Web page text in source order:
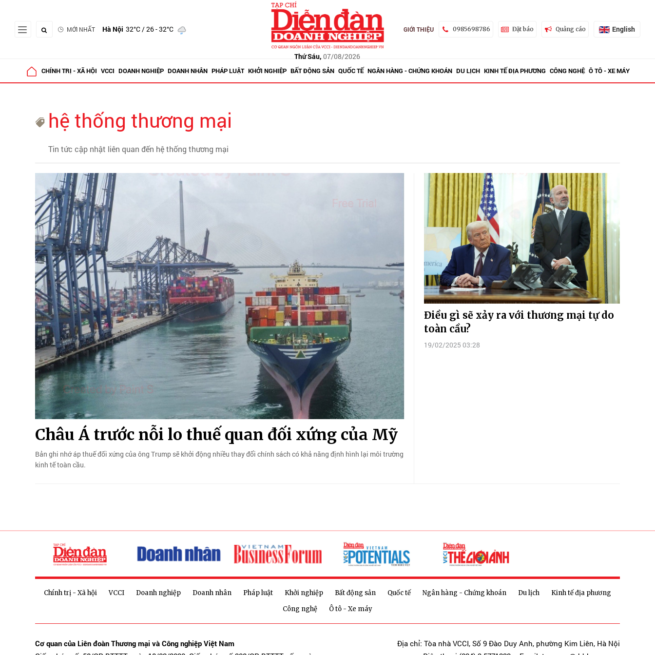
MỚI NHẤT Hà Nội 32°C/ 26 - 32°C
Thứ Sáu, 07/08/2026
GIỚI THIỆU 0985698786 Đặt báo Quảng cáo English
CHÍNH TRỊ - XÃ HỘI VCCI DOANH NGHIỆP DOANH NHÂN PHÁP LUẬT KHỞI NGHIỆP BẤT ĐỘNG SẢN QUỐC TẾ NGÂN HÀNG - CHỨNG KHOÁN DU LỊCH KINH TẾ ĐỊA PHƯƠNG CÔNG NGHỆ Ô TÔ - XE MÁY
hệ thống thương mại
Tin tức cập nhật liên quan đến hệ thống thương mại
Châu Á trước nỗi lo thuế quan đối xứng của Mỹ
Bản ghi nhớ áp thuế đối xứng của ông Trump sẽ khởi động nhiều thay đổi chính sách có khả năng định hình lại môi trường
kinh tế toàn cầu.
Điều gì sẽ xảy ra với thương mại tự do
toàn cầu?
19/02/2025 03:28
Chính trị - Xã hội VCCI Doanh nghiệp Doanh nhân Pháp luật Khởi nghiệp Bất động sản Quốc tế Ngân hàng - Chứng khoán Du lịch
Kinh tế địa phương
Công nghệ
Ô tô - Xe máy
Cơ quan của Liên đoàn Thương mại và Công nghiệp Việt Nam
Địa chỉ: Tòa nhà VCCI, Số 9 Đào Duy Anh, phường Kim Liên, Hà Nội